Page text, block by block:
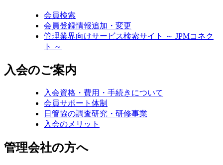
会員検索
会員登録情報追加・変更
管理業界向けサービス検索サイト ～ JPMコネク
ト ～
入会のご案内
入会資格・費用・手続きについて
会員サポート体制
日管協の調査研究・研修事業
入会のメリット
管理会社の方へ